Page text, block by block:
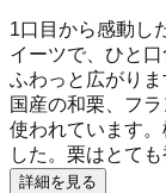
1口目から感動し
イーツで、ひと
ふわっと広がりま
国産の和栗、フ
使われています
した。栗はとて
詳細を見る